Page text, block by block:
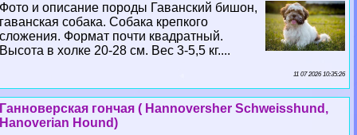
Фото и описание породы Гаванский бишон,
гаванская собака. Собака крепкого
сложения. Формат почти квадратный.
Высота в холке 20-28 см. Вес 3-5,5 кг....
11 07 2026 10:35:26
Ганноверская гончая ( Hannoversher Schweisshund,
Hanoverian Hound)